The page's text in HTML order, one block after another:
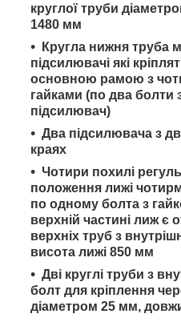
круглої труби
1480 мм
Кругла нижня труба
підсилювачі які
основною рамою з
гайками (по два болти
підсилювач)
Два підсилювача з
краях
Чотири похилі
положення лижі
по одному болта з
верхній частині лиж є
верхніх труб з
висота лижі 850 мм
Дві круглі труби з
болт для кріплення
діаметром 25 мм,